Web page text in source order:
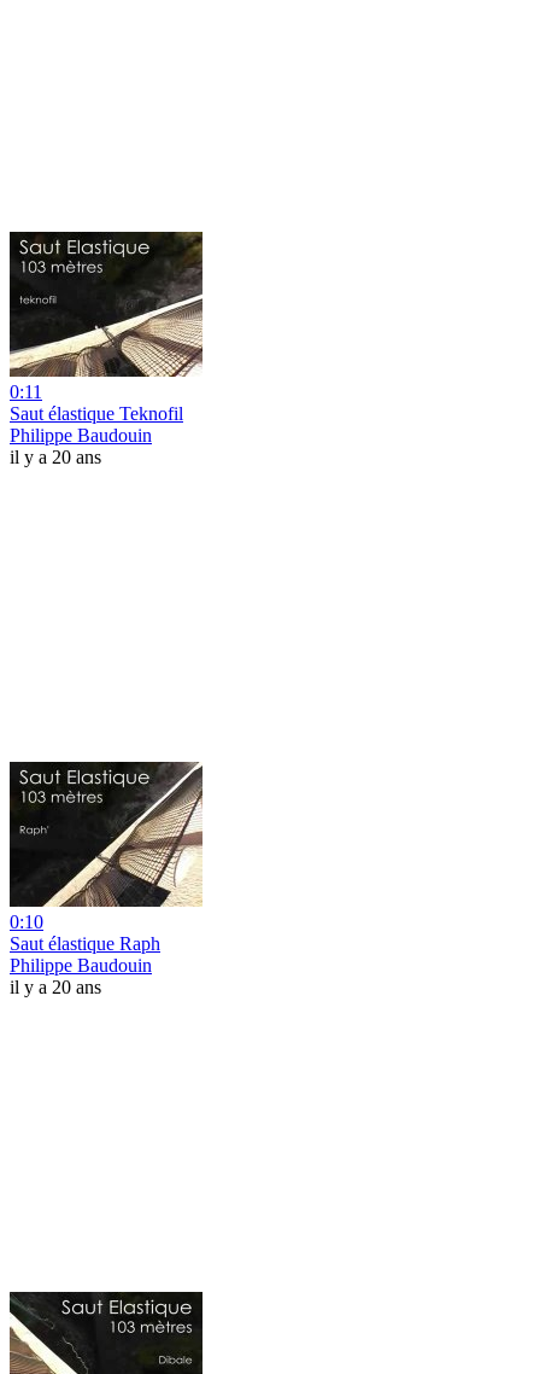
0:11
Saut élastique Teknofil
Philippe Baudouin
il y a 20 ans
0:10
Saut élastique Raph
Philippe Baudouin
il y a 20 ans